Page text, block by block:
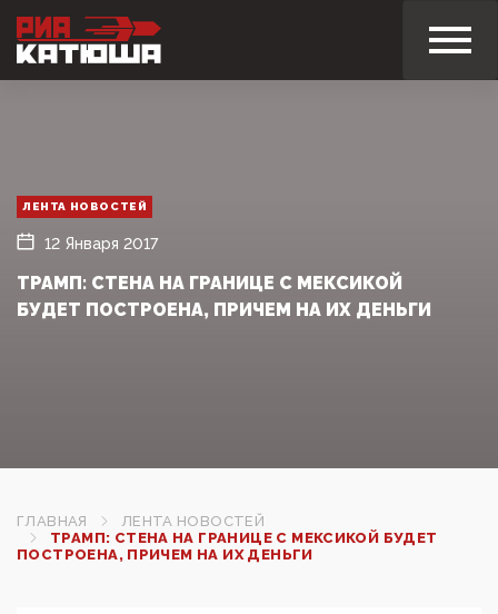
ЛЕНТА НОВОСТЕЙ
12 Января 2017
ТРАМП: СТЕНА НА ГРАНИЦЕ С МЕКСИКОЙ
БУДЕТ ПОСТРОЕНА, ПРИЧЕМ НА ИХ ДЕНЬГИ
ГЛАВНАЯ
ЛЕНТА НОВОСТЕЙ
ТРАМП: СТЕНА НА ГРАНИЦЕ С МЕКСИКОЙ БУДЕТ
ПОСТРОЕНА, ПРИЧЕМ НА ИХ ДЕНЬГИ